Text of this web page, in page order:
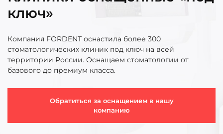
ключ»
Компания FORDENT оснастила более 300
стоматологических клиник под ключ на всей
территории России. Оснащаем стоматологии от
базового до премиум класса.
Обратиться за оснащением в нашу
компанию